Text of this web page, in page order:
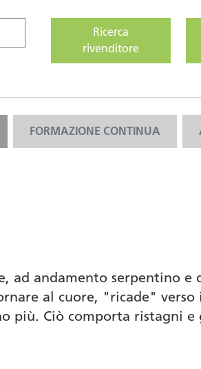
Ricerca
rivenditore
FORMAZIONE CONTINUA
ad andamento serpentino
al cuore, "ricade" verso
più. Ciò comporta ristagni e